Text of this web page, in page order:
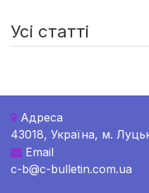
Усі статті
Адреса
43018, Україна, м.
Email
c-b@c-bulletin.com.ua